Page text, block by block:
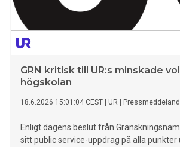
bouppteckning och tömning av bostad.
lika mycket om något annat: att inte stå
be både vänner och professionella om
GRN kritisk till UR:s minskade
högskolan
18.6.2026 15:01:04 CEST UR
Enligt dagens beslut från
sitt public service-uppdrag på alla punkter